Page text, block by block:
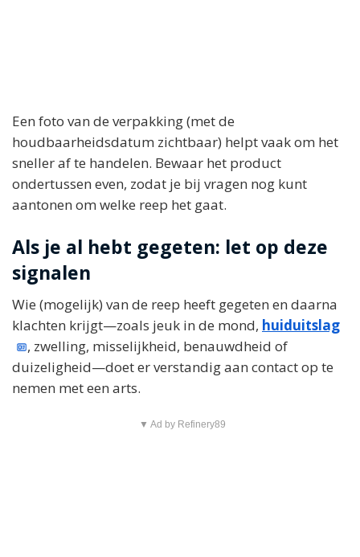
Een foto van de verpakking (met de
houdbaarheidsdatum zichtbaar) helpt vaak om het
sneller af te handelen. Bewaar het product
ondertussen even, zodat je bij vragen nog kunt
aantonen om welke reep het gaat.
Als je al hebt gegeten: let op deze
signalen
Wie (mogelijk) van de reep heeft gegeten en daarna
klachten krijgt—zoals jeuk in de mond, huiduitslag
, zwelling, misselijkheid, benauwdheid of
duizeligheid—doet er verstandig aan contact op te
nemen met een arts.
▼ Ad by Refinery89